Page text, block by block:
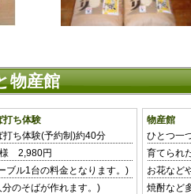
物産館
打ち体験
打ち体験(予約制)約40分
2,980円
ブル1台の料金となります。)
分のそばが作れます。)
物産館
ひとつ一
育てられ
お花など
焼酎など